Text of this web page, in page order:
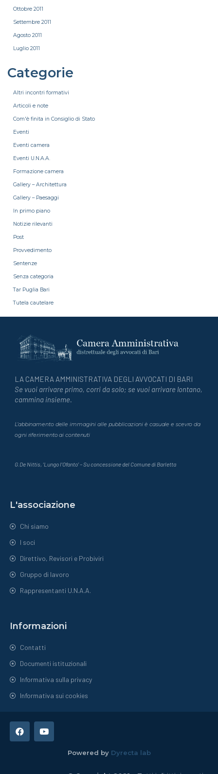
Ottobre 2011
Settembre 2011
Agosto 2011
Luglio 2011
Categorie
Altri incontri formativi
Articoli e note
Com'è finita in Consiglio di Stato
Eventi
Eventi camera
Eventi U.N.A.A.
Formazione camera
Gallery – Architettura
Gallery – Paesaggi
In primo piano
Notizie rilevanti
Post
Provvedimento
Sentenze
Senza categoria
Tar Puglia Bari
Tutela cautelare
LA CAMERA AMMINISTRATIVA DEGLI AVVOCATI DI BARI
Se vuoi arrivare primo, corri da solo; se vuoi arrivare lontano,
cammina insieme.
L’abbinamento delle immagini alle pubblicazioni è casuale e scevro da
ogni riferimento ai contenuti
G.De Nittis, ‘Lungo l’Ofanto’ – Su concessione del Comune di Barletta
L'associazione
Chi siamo
I soci
Direttivo, Revisori e Probiviri
Gruppo di lavoro
Rappresentanti U.N.A.A.
Informazioni
Contatti
Documenti istituzionali
Informativa sulla privacy
Informativa sui cookies
Powered by Dyrecta lab